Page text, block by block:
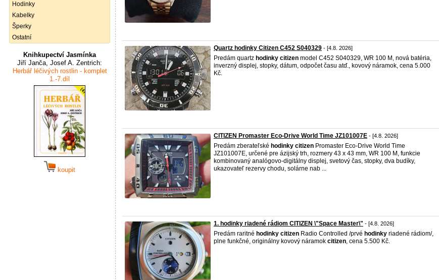
Hodinky
Kabelky
Šperky
Ostatní
Knihkupectví Jasmínka
Jiří Janča, Josef A. Zentrich:
Herbář léčivých rostlin - komplet
1.-7.díl
koupit
Quartz hodinky Citizen C452 S040329 - [4.8. 2026]
Predám quartz hodinky citizen model C452 S040329, WR 100 M, nová batéria,
inverzný displej, stopky, dátum, odpočet času atď., kovový náramok, cena 5.000
Kč.
CITIZEN Promaster Eco-Drive World Time JZ101007E - [4.8. 2026]
Predám zberateľské hodinky citizen Promaster Eco-Drive World Time
JZ101007E, určené pre ázijský trh, rozmery 43 x 43 mm, WR 100 M, funkcie
kombinovaný analógovo-digitálny displej, svetový čas, stopky, dva budíky,
ukazovateľ rezervy chodu, solárne nab ...
1. hodinky riadené rádiom CITIZEN \"Space Master\" - [4.8. 2026]
Predám raritné hodinky citizen Radio Controlled /prvé hodinky riadené rádiom/,
plne funkčné, originálny kovový náramok citizen, cena 5.500 Kč.